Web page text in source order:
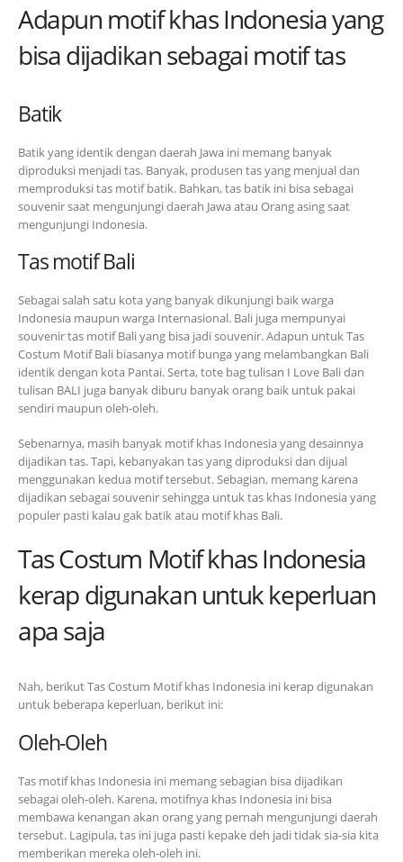
Adapun motif khas Indonesia yang
bisa dijadikan sebagai motif tas
Batik
Batik yang identik dengan daerah Jawa ini memang banyak
diproduksi menjadi tas. Banyak, produsen tas yang menjual dan
memproduksi tas motif batik. Bahkan, tas batik ini bisa sebagai
souvenir saat mengunjungi daerah Jawa atau Orang asing saat
mengunjungi Indonesia.
Tas motif Bali
Sebagai salah satu kota yang banyak dikunjungi baik warga
Indonesia maupun warga Internasional. Bali juga mempunyai
souvenir tas motif Bali yang bisa jadi souvenir. Adapun untuk Tas
Costum Motif Bali biasanya motif bunga yang melambangkan Bali
identik dengan kota Pantai. Serta, tote bag tulisan I Love Bali dan
tulisan BALI juga banyak diburu banyak orang baik untuk pakai
sendiri maupun oleh-oleh.
Sebenarnya, masih banyak motif khas Indonesia yang desainnya
dijadikan tas. Tapi, kebanyakan tas yang diproduksi dan dijual
menggunakan kedua motif tersebut. Sebagian, memang karena
dijadikan sebagai souvenir sehingga untuk tas khas Indonesia yang
populer pasti kalau gak batik atau motif khas Bali.
Tas Costum Motif khas Indonesia
kerap digunakan untuk keperluan
apa saja
Nah, berikut Tas Costum Motif khas Indonesia ini kerap digunakan
untuk beberapa keperluan, berikut ini:
Oleh-Oleh
Tas motif khas Indonesia ini memang sebagian bisa dijadikan
sebagai oleh-oleh. Karena, motifnya khas Indonesia ini bisa
membawa kenangan akan orang yang pernah mengunjungi daerah
tersebut. Lagipula, tas ini juga pasti kepake deh jadi tidak sia-sia kita
memberikan mereka oleh-oleh ini.